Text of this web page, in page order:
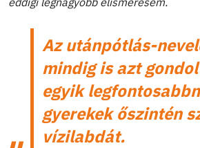
Az utánpótlás-
mindig is azt
egyik
gyerekek őszintén
vízilabdát.